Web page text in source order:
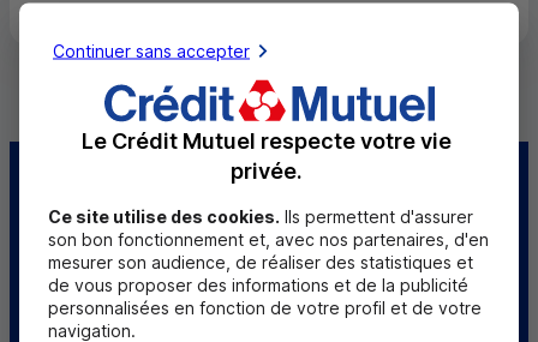
Sourds et
malentendants
Continuer sans accepter
Le Crédit Mutuel respecte votre vie
privée.
Ce site utilise des cookies. Ils permettent d'assurer
son bon fonctionnement et, avec nos partenaires, d'en
mesurer son audience, de réaliser des statistiques et
de vous proposer des informations et de la publicité
personnalisées en fonction de votre profil et de votre
navigation.